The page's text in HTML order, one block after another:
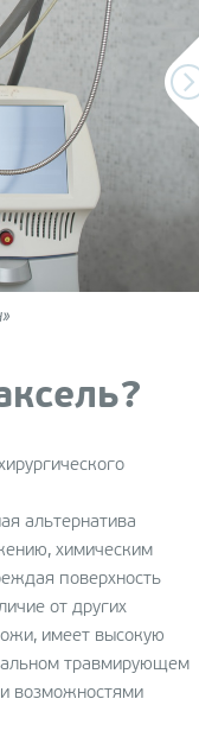
альтернатива
химическим
поверхность
от других
имеет высокую
травмирующем
возможностями